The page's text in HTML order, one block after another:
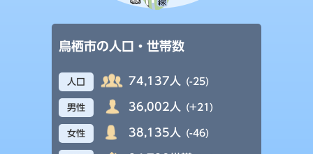
鳥栖市の人口・世帯数
人口 74,137人 (-25)
男性 36,002人 (+21)
女性 38,135人 (-46)